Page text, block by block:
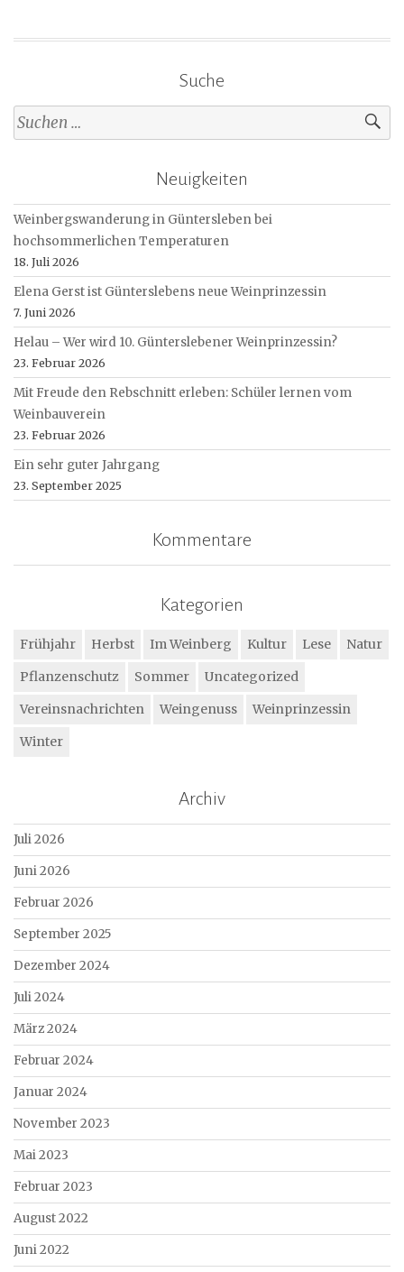
Suche
Suche
nach:
Neuigkeiten
Weinbergswanderung in Güntersleben bei
hochsommerlichen Temperaturen
18. Juli 2026
Elena Gerst ist Günterslebens neue Weinprinzessin
7. Juni 2026
Helau – Wer wird 10. Günterslebener Weinprinzessin?
23. Februar 2026
Mit Freude den Rebschnitt erleben: Schüler lernen vom
Weinbauverein
23. Februar 2026
Ein sehr guter Jahrgang
23. September 2025
Kommentare
Kategorien
Frühjahr Herbst Im Weinberg Kultur Lese
Natur
Pflanzenschutz
Sommer
Uncategorized
Vereinsnachrichten
Weingenuss
Weinprinzessin
Winter
Archiv
Juli 2026
Juni 2026
Februar 2026
September 2025
Dezember 2024
Juli 2024
März 2024
Februar 2024
Januar 2024
November 2023
Mai 2023
Februar 2023
August 2022
Juni 2022